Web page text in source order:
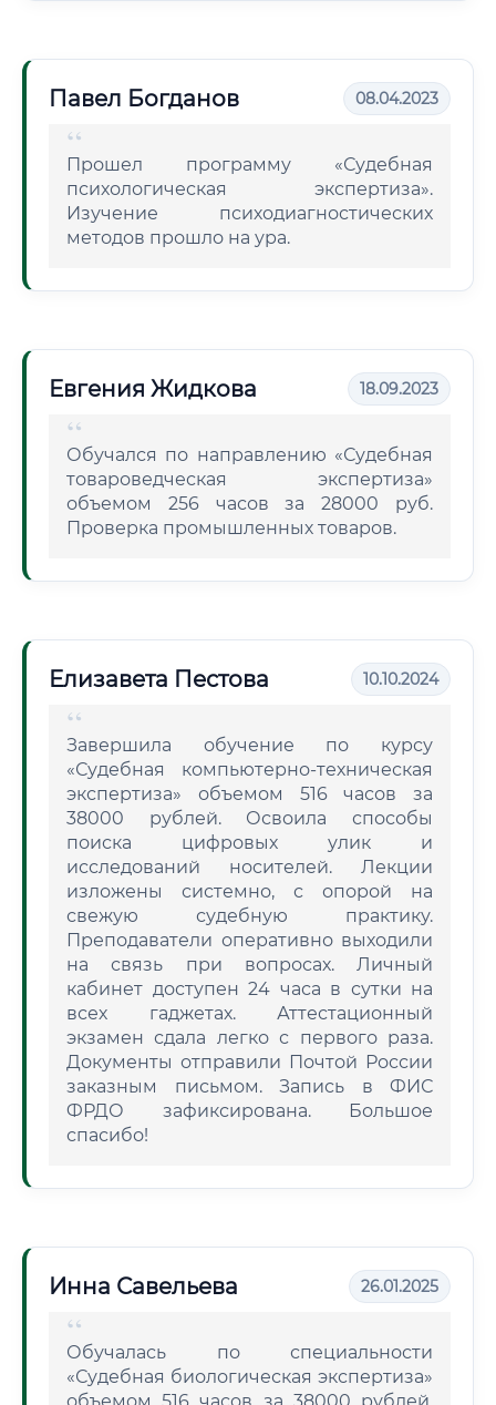
Павел Богданов 08.04.2023
Прошел программу «Судебная
психологическая экспертиза».
Изучение психодиагностических
методов прошло на ура.
Евгения Жидкова 18.09.2023
Обучался по направлению «Судебная
товароведческая экспертиза»
объемом 256 часов за 28000 руб.
Проверка промышленных товаров.
Елизавета Пестова 10.10.2024
Завершила обучение по курсу
«Судебная компьютерно-техническая
экспертиза» объемом 516 часов за
38000 рублей. Освоила способы
поиска цифровых улик и
исследований носителей. Лекции
изложены системно, с опорой на
свежую судебную практику.
Преподаватели оперативно выходили
на связь при вопросах. Личный
кабинет доступен 24 часа в сутки на
всех гаджетах. Аттестационный
экзамен сдала легко с первого раза.
Документы отправили Почтой России
заказным письмом. Запись в ФИС
ФРДО зафиксирована. Большое
спасибо!
Инна Савельева 26.01.2025
Обучалась по специальности
«Судебная биологическая экспертиза»